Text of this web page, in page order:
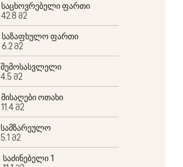
საცხოვრებელი ფართი
42.8 მ2
საზაფხულო ფართი
6.2 მ2
შემოსასვლელი
4.5 მ2
მისაღები ოთახი
11.4 მ2
სამზარეულო
5.1 მ2
საძინებელი 1